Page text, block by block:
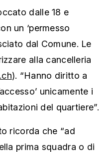
dalle 18 e
un ‘permesso
dal Comune. Le
alla cancelleria
). “Hanno diritto a
unicamente i
del quartiere”.
ricorda che “ad
prima squadra o di